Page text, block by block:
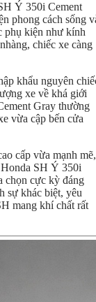
Ý 350i Cement
phong cách sống
phụ kiện như kính
chiếc xe càng
khẩu nguyên
xe về khá giới
Gray thường
vừa cập bến cửa
cấp vừa mạnh mẽ,
SH Ý 350i
chọn cực kỳ đáng
sự khác biệt, yêu
mang khí chất rất